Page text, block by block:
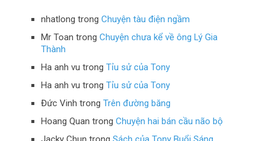
nhatlong trongChuyện tàu điện ngầm
Mr Toan trongChuyện chưa kể về ông Lý Gia
Thành
Ha anh vu trongTỉu sử của Tony
Ha anh vu trongTỉu sử của Tony
Đức Vinh trongTrên đường băng
Hoang Quan trongChuyện hai bán cầu não bộ